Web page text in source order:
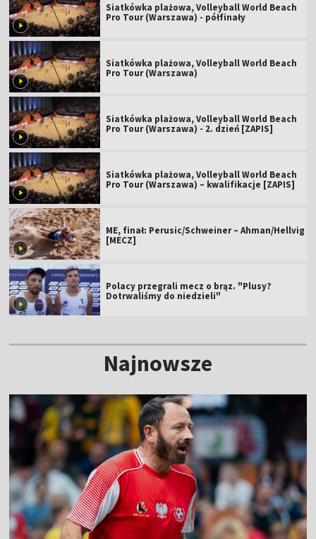
Siatkówka plażowa, Volleyball World Beach
Pro Tour (Warszawa) - półfinały
Siatkówka plażowa, Volleyball World Beach
Pro Tour (Warszawa)
Siatkówka plażowa, Volleyball World Beach
Pro Tour (Warszawa) - 2. dzień [ZAPIS]
Siatkówka plażowa, Volleyball World Beach
Pro Tour (Warszawa) – kwalifikacje [ZAPIS]
ME, finał: Perusic/Schweiner – Ahman/Hellvig
[MECZ]
Polacy przegrali mecz o brąz. "Plusy?
Dotrwaliśmy do niedzieli"
Najnowsze